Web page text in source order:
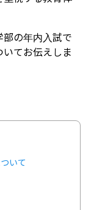
の年内入試で
てお伝えしま
いて